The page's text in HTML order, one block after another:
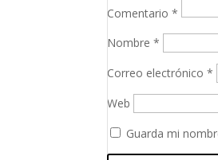
Comentario*
Nombre*
Correo electrónico*
Web
Guarda mi